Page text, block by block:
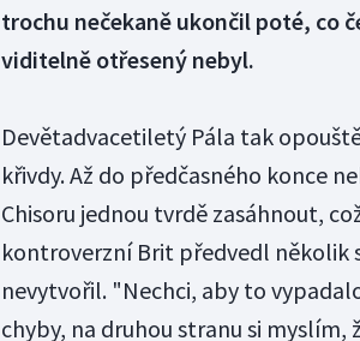
trochu nečekaně ukončil poté, co
viditelně otřesený nebyl.
Devětadvacetiletý Pála tak
křivdy. Až do předčasného konce
Chisoru jednou tvrdě zasáhnout,
kontroverzní Brit předvedl několik
nevytvořil. "Nechci, aby to
chyby, na druhou stranu si